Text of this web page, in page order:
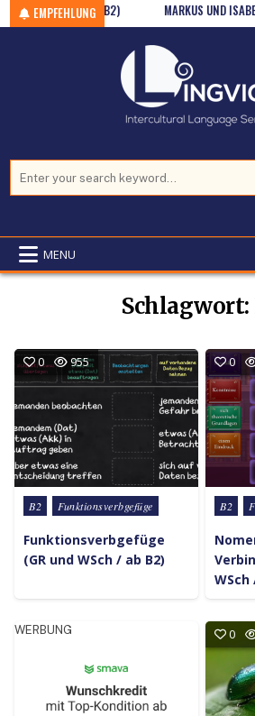
Skip to content
EMPFEHLUNG
(WSCH / B2) MARKUS UND ISABELLA
MENU
Schlagwort:
0 955
Posted in
B2 Funktionsverbgefüge
Funktionsverbgefüge
(GR und WSch / ab B2)
0
B2
WSch
WERBUNG 0